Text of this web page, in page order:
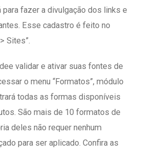
fazer a divulgação dos links e
Esse cadastro é feito no
Sites”.
validar e ativar suas fontes de
o menu “Formatos”, módulo
todas as formas disponíveis
São mais de 10 formatos de
deles não requer nenhum
para ser aplicado. Confira as